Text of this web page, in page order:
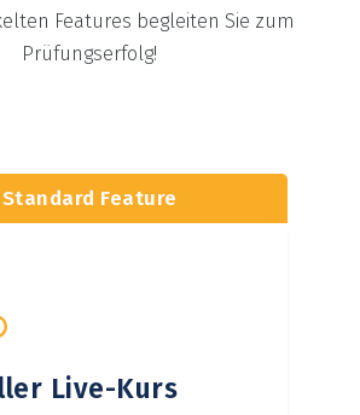
Features begleiten Sie zum
Prüfungserfolg!
Standard Feature
Live-Kurs